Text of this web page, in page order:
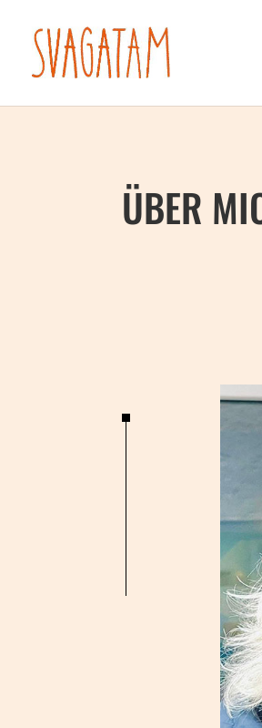
ÜBER